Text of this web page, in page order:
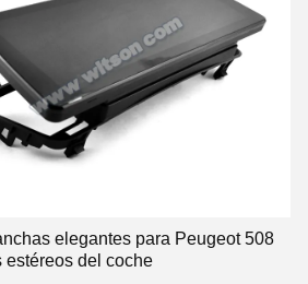
elegantes para Peugeot 508
estéreos del coche